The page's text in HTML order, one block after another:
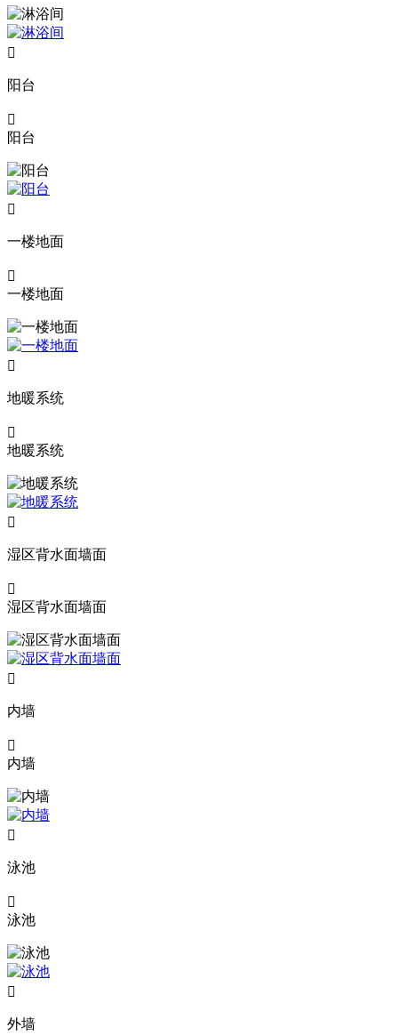

阳台

阳台

一楼地面

一楼地面

地暖系统

地暖系统

湿区背水面墙面

湿区背水面墙面

内墙

内墙

泳池

泳池

外墙